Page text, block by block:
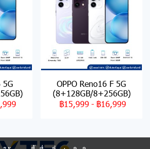
5G
OPPO Reno16 F 5G
(8+128GB/8+256GB)
฿15,999 - ฿16,999